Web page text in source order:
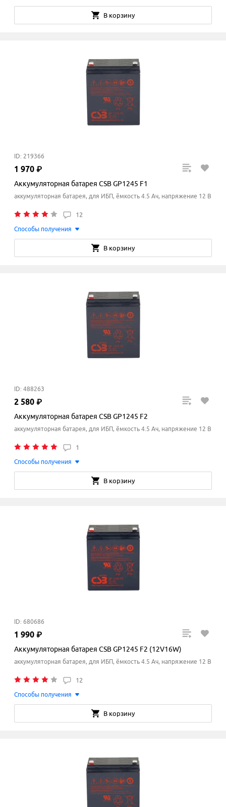
В корзину
ID: 219366
1 970 ₽
Аккумуляторная батарея CSB GP1245 F1
аккумуляторная батарея, для ИБП, ёмкость 4.5 Ач, напряжение 12 В
12
Способы получения
В корзину
ID: 488263
2 580 ₽
Аккумуляторная батарея CSB GP1245 F2
аккумуляторная батарея, для ИБП, ёмкость 4.5 Ач, напряжение 12 В
1
Способы получения
В корзину
ID: 680686
1 990 ₽
Аккумуляторная батарея CSB GP1245 F2 (12V16W)
аккумуляторная батарея, для ИБП, ёмкость 4.5 Ач, напряжение 12 В
12
Способы получения
В корзину